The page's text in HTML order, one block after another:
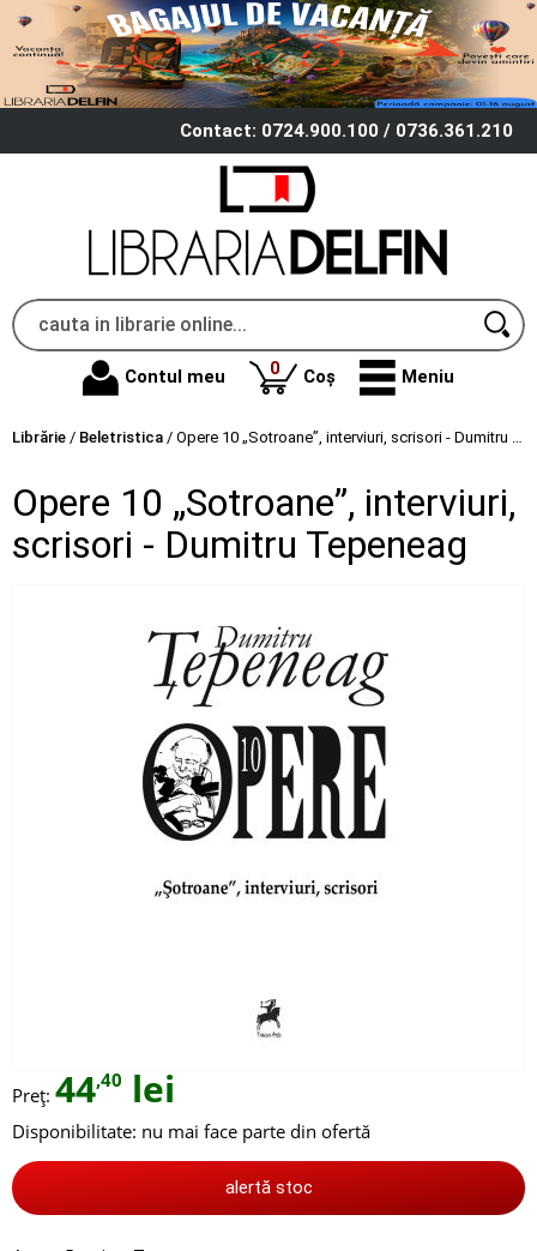
Contact: 0724.900.100 / 0736.361.210
Contul meu 0produse
Coș Meniu
Librărie / Beletristica / Opere 10 „Sotroane”, interviuri, scrisori - Dumitru Tepeneag
Opere 10 „Sotroane”, interviuri,
scrisori - Dumitru Tepeneag
Preț: 44,40 lei
Disponibilitate: nu mai face parte din ofertă
alertă stoc